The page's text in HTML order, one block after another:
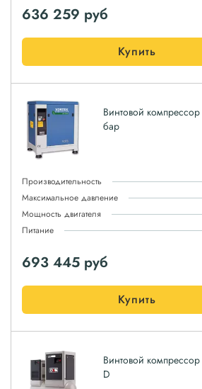
636 259 руб
Купить
Винтовой
бар
Производительность
Максимальное давление
Мощность двигателя
Питание
693 445 руб
Купить
Винтовой
D